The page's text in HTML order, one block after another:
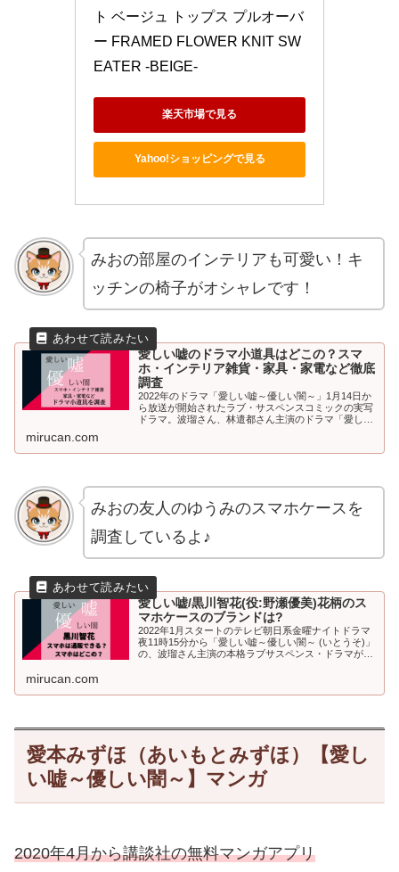
ト ベージュ トップス プルオーバ
ー FRAMED FLOWER KNIT SW
EATER -BEIGE-
楽天市場で見る
Yahoo!ショッピングで見る
みおの部屋のインテリアも可愛い！キ
ッチンの椅子がオシャレです！
愛しい嘘のドラマ小道具はどこの？スマ
ホ・インテリア雑貨・家具・家電など徹底
調査
2022年のドラマ「愛しい嘘～優しい闇～」1月14日か
ら放送が開始されたラブ・サスペンスコミックの実写
ドラマ。波瑠さん、林遣都さん主演のドラマ「愛しい
mirucan.com
みおの友人のゆうみのスマホケースを
調査しているよ♪
愛しい嘘/黒川智花(役:野瀬優美)花柄のス
マホケースのブランドは?
2022年1月スタートのテレビ朝日系金曜ナイトドラマ
夜11時15分から「愛しい嘘～優しい闇～ (いとうそ)」
の、波瑠さん主演の本格ラブサスペンス・ドラマがス
mirucan.com
愛本みずほ（あいもとみずほ）【愛し
い嘘～優しい闇～】マンガ
2020年4月から講談社の無料マンガアプリ